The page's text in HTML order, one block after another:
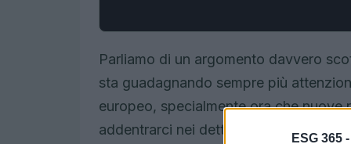
ESG 365 -
Parliamo di un argomento davvero
sta guadagnando sempre più
europeo, specialmente ora che nuove
addentrarci nei dettagli delle decisioni